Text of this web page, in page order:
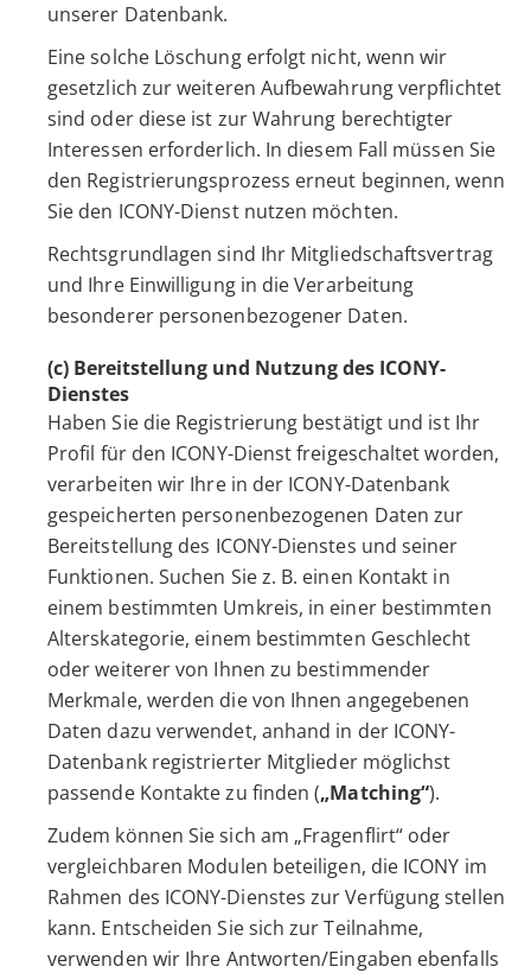
unserer Datenbank.
Eine solche Löschung erfolgt nicht, wenn wir
gesetzlich zur weiteren Aufbewahrung verpflichtet
sind oder diese ist zur Wahrung berechtigter
Interessen erforderlich. In diesem Fall müssen Sie
den Registrierungsprozess erneut beginnen, wenn
Sie den ICONY-Dienst nutzen möchten.
Rechtsgrundlagen sind Ihr Mitgliedschaftsvertrag
und Ihre Einwilligung in die Verarbeitung
besonderer personenbezogener Daten.
(c) Bereitstellung und Nutzung des ICONY-
Dienstes
Haben Sie die Registrierung bestätigt und ist Ihr
Profil für den ICONY-Dienst freigeschaltet worden,
verarbeiten wir Ihre in der ICONY-Datenbank
gespeicherten personenbezogenen Daten zur
Bereitstellung des ICONY-Dienstes und seiner
Funktionen. Suchen Sie z. B. einen Kontakt in
einem bestimmten Umkreis, in einer bestimmten
Alterskategorie, einem bestimmten Geschlecht
oder weiterer von Ihnen zu bestimmender
Merkmale, werden die von Ihnen angegebenen
Daten dazu verwendet, anhand in der ICONY-
Datenbank registrierter Mitglieder möglichst
passende Kontakte zu finden („Matching“).
Zudem können Sie sich am „Fragenflirt“ oder
vergleichbaren Modulen beteiligen, die ICONY im
Rahmen des ICONY-Dienstes zur Verfügung stellen
kann. Entscheiden Sie sich zur Teilnahme,
verwenden wir Ihre Antworten/Eingaben ebenfalls